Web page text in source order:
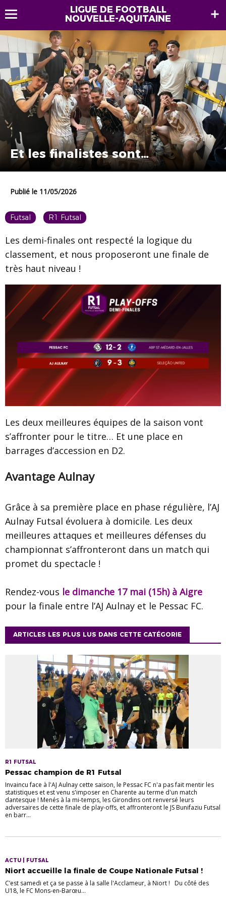
LIGUE DE FOOTBALL
NOUVELLE-AQUITAINE
Et les finalistes sont…
Publié le 11/05/2026
Futsal R1 Futsal
Les demi-finales ont respecté la logique du
classement, et nous proposeront une finale de
très haut niveau !
Les deux meilleures équipes de la saison vont
s’affronter pour le titre… Et une place en
barrages d’accession en D2.
Avantage Aulnay
Grâce à sa première place en phase régulière, l’AJ
Aulnay Futsal évoluera à domicile. Les deux
meilleures attaques et meilleures défenses du
championnat s’affronteront dans un match qui
promet du spectacle !
Rendez-vous le dimanche 17 mai (15h) à Aigre
pour la finale entre l’AJ Aulnay et le Pessac FC.
ARTICLES LES PLUS LUS DANS CETTE CATÉGORIE
R1 FUTSAL
Pessac champion de R1 Futsal
Invaincu face à l'AJ Aulnay cette saison, le Pessac FC n'a pas fait mentir les
statistiques et est venu s'imposer en Charente au terme d'un match
dantesque ! Menés à la mi-temps, les Girondins ont renversé leurs
adversaires de cette finale de play-offs, et affronteront le JS Bunifaziu Futsal
en barr...
ACTU | FUTSAL
Niort accueille la finale de Coupe Nationale Futsal !
C’est samedi et ça se passe à la salle l'Acclameur, à Niort ! Du côté des
U18, le FC Mons-en-Barœu...